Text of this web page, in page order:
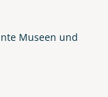
Museen und